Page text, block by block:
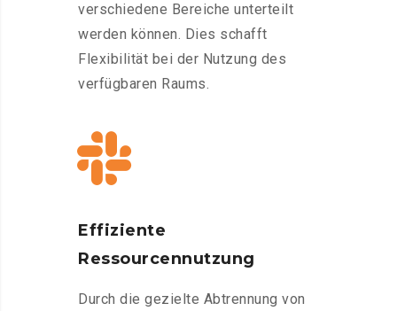
verschiedene Bereiche unterteilt
werden können. Dies schafft
Flexibilität bei der Nutzung des
verfügbaren Raums.
Effiziente
Ressourcennutzung
Durch die gezielte Abtrennung von